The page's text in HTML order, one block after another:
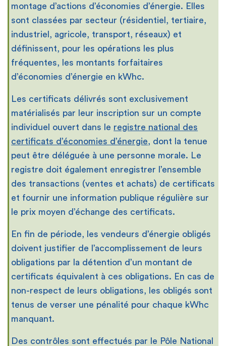
montage d’actions d’économies d’énergie. Elles
sont classées par secteur (résidentiel, tertiaire,
industriel, agricole, transport, réseaux) et
définissent, pour les opérations les plus
fréquentes, les montants forfaitaires
d’économies d’énergie en kWhc.
Les certificats délivrés sont exclusivement
matérialisés par leur inscription sur un compte
individuel ouvert dans le registre national des
certificats d’économies d’énergie, dont la tenue
peut être déléguée à une personne morale. Le
registre doit également enregistrer l’ensemble
des transactions (ventes et achats) de certificats
et fournir une information publique régulière sur
le prix moyen d’échange des certificats.
En fin de période, les vendeurs d’énergie obligés
doivent justifier de l’accomplissement de leurs
obligations par la détention d’un montant de
certificats équivalent à ces obligations. En cas de
non-respect de leurs obligations, les obligés sont
tenus de verser une pénalité pour chaque kWhc
manquant.
Des contrôles sont effectués par le Pôle National